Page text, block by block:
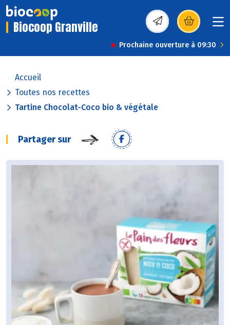
Biocoop Granville (s’ouvre dans une
Prochaine ouverture à 09:30
Accueil
Toutes nos recettes
Tartine Chocolat-Coco bio & végétale
Partager sur